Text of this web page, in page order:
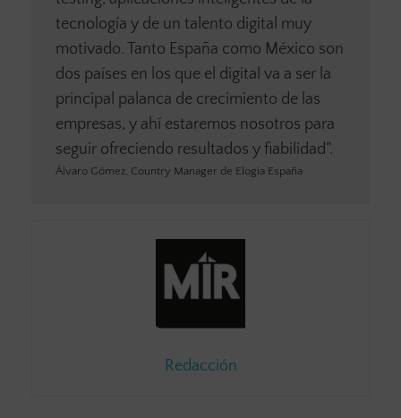
tecnología y de un talento digital muy
motivado. Tanto España como México son
dos países en los que el digital va a ser la
principal palanca de crecimiento de las
empresas, y ahí estaremos nosotros para
seguir ofreciendo resultados y fiabilidad”.
Álvaro Gómez, Country Manager de Elogia España
Redacción